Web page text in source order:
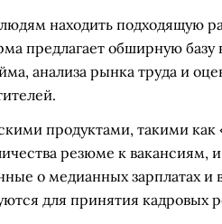
находить подходящую
предлагает обширную базу
анализа рынка труда и
продуктами, такими
резюме к вакансиям,
о медианных зарплатах и
для принятия кадровых